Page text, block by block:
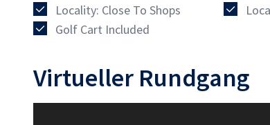
Locality: Close To Shops
Golf Cart Included
Virtueller Rundgang